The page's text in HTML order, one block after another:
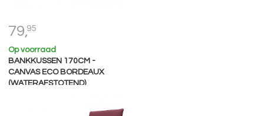
79,95
Op voorraad
BANKKUSSEN 170CM -
CANVAS ECO BORDEAUX
(WATERAFSTOTEND)